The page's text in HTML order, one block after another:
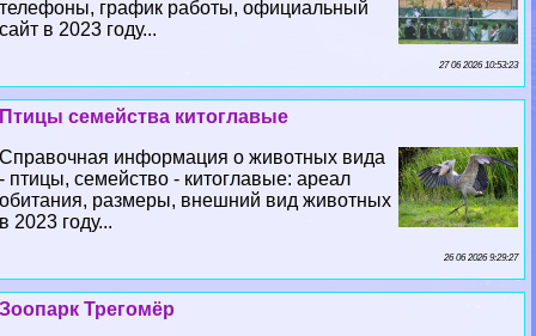
телефоны, график работы, официальный
сайт в 2023 году...
27 06 2026 10:53:23
Птицы семейства китоглавые
Справочная информация о животных вида
- птицы, семейство - китоглавые: ареал
обитания, размеры, внешний вид животных
в 2023 году...
26 06 2026 9:29:27
Зоопарк Трегомёр